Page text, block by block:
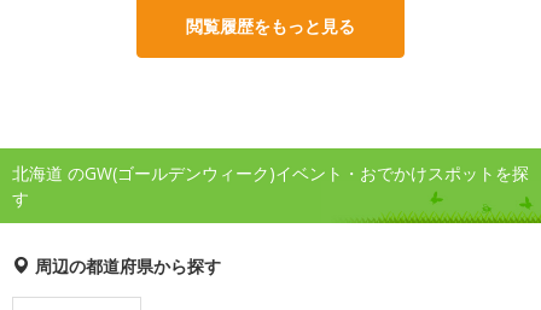
閲覧履歴をもっと見る
北海道 のGW(ゴールデンウィーク)イベント・おでかけスポットを探
す
周辺の都道府県から探す